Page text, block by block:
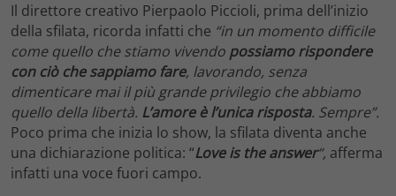
Il direttore creativo Pierpaolo Piccioli, prima dell’inizio
della sfilata, ricorda infatti che “in un momento difficile
come quello che stiamo vivendo possiamo rispondere
con ciò che sappiamo fare, lavorando, senza
dimenticare mai il più grande privilegio che abbiamo
quello della libertà. L’amore è l’unica risposta. Sempre”.
Poco prima che inizia lo show, la sfilata diventa anche
una dichiarazione politica: “Love is the answer“, afferma
infatti una voce fuori campo.